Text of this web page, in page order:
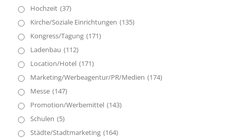
Hochzeit (37)
Kirche/Soziale Einrichtungen (135)
Kongress/Tagung (171)
Ladenbau (112)
Location/Hotel (171)
Marketing/Werbeagentur/PR/Medien (174)
Messe (147)
Promotion/Werbemittel (143)
Schulen (5)
Städte/Stadtmarketing (164)